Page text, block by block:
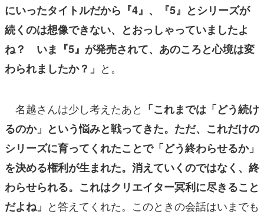
にいったタイトルだから『4』、『5』とシリーズが
続くのは想像できない、とおっしゃっていましたよ
ね？ いま『5』が発売されて、あのころと心境は変
わられましたか？」 と。
名越さんは少し考えたあと 「これまでは「どう続け
るのか」という悩みと戦ってきた。ただ、これだけの
シリーズに育ってくれたことで「どう終わらせるか」
を決める権利が生まれた。消えていくのではなく、終
わらせられる。これはクリエイター冥利に尽きること
だよね」 と答えてくれた。このときの会話はいまでも